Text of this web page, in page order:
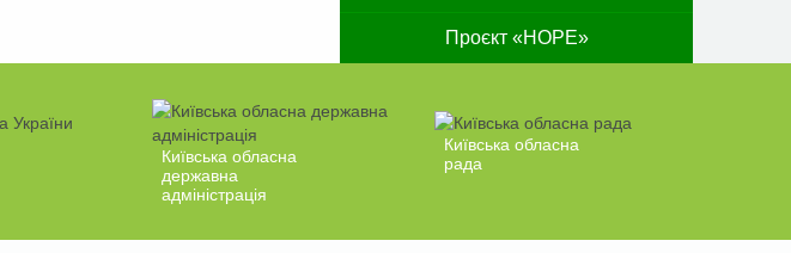
Проєкт «HOPE»
Київська обласна
державна
адміністрація
Київська обласна
рада